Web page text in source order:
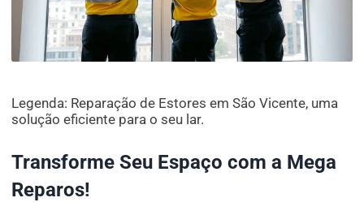
Legenda: Reparação de Estores em São Vicente, uma
solução eficiente para o seu lar.
Transforme Seu Espaço com a Mega
Reparos!